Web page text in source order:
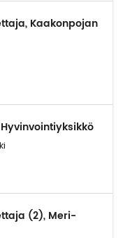
Kaakonpojan
(2), Meri-